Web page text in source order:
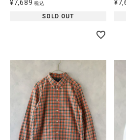
¥ 7,689 税込
SOLD OUT
¥